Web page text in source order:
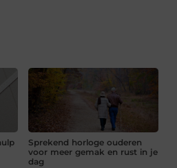
Sprekend horloge ouderen
voor meer gemak en rust in je
dag